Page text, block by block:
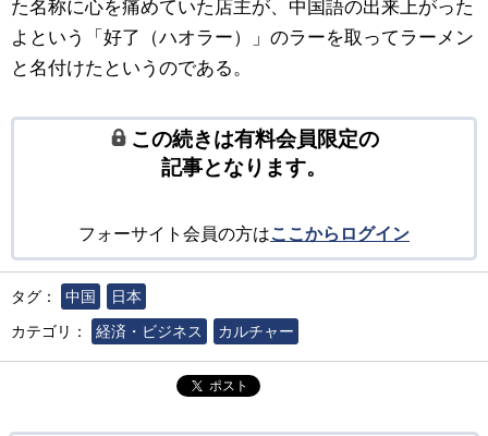
た名称に心を痛めていた店主が、中国語の出来上がった
よという「好了（ハオラー）」のラーを取ってラーメン
と名付けたというのである。
この続きは有料会員限定の
記事となります。
フォーサイト会員の方はここからログイン
タグ： 中国
日本
カテゴリ：
経済・ビジネス カルチャー
ポスト